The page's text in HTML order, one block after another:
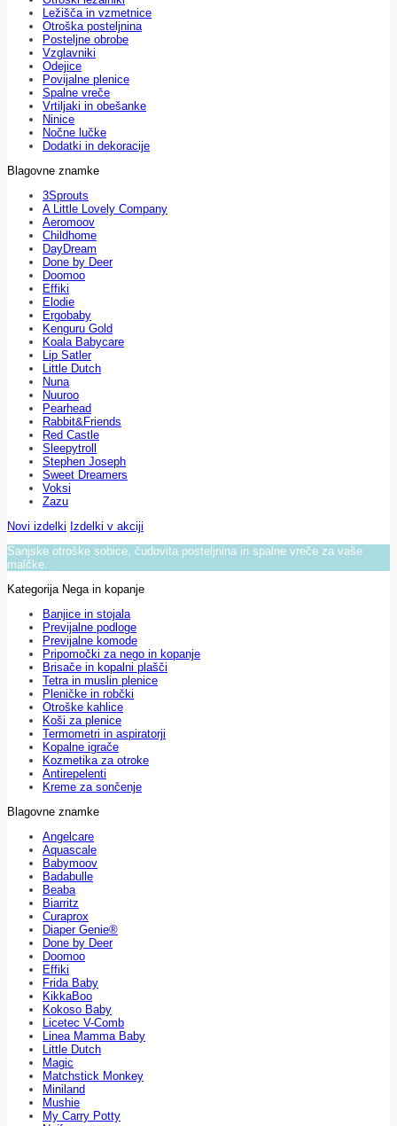
Ležišča in vzmetnice
Otroška posteljnina
Posteljne obrobe
Vzglavniki
Odejice
Povijalne plenice
Spalne vreče
Vrtiljaki in obešanke
Ninice
Nočne lučke
Dodatki in dekoracije
Blagovne znamke
3Sprouts
A Little Lovely Company
Aeromoov
Childhome
DayDream
Done by Deer
Doomoo
Effiki
Elodie
Ergobaby
Kenguru Gold
Koala Babycare
Lip Satler
Little Dutch
Nuna
Nuuroo
Pearhead
Rabbit&Friends
Red Castle
Sleepytroll
Stephen Joseph
Sweet Dreamers
Voksi
Zazu
Novi izdelki Izdelki v akciji
Sanjske otroške sobice, čudovita posteljnina in spalne vreče za vaše
malčke.
Kategorija Nega in kopanje
Banjice in stojala
Previjalne podloge
Previjalne komode
Pripomočki za nego in kopanje
Brisače in kopalni plašči
Tetra in muslin plenice
Pleničke in robčki
Otroške kahlice
Koši za plenice
Termometri in aspiratorji
Kopalne igrače
Kozmetika za otroke
Antirepelenti
Kreme za sončenje
Blagovne znamke
Angelcare
Aquascale
Babymoov
Badabulle
Beaba
Biarritz
Curaprox
Diaper Genie®
Done by Deer
Doomoo
Effiki
Frida Baby
KikkaBoo
Kokoso Baby
Licetec V-Comb
Linea Mamma Baby
Little Dutch
Magic
Matchstick Monkey
Miniland
Mushie
My Carry Potty